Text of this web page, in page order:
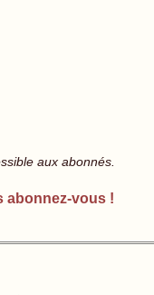
aux abonnés.
abonnez-vous !